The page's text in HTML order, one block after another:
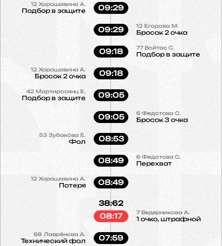
12 Хорошавина А.
Подбор в защите 09:29
12 Егорова М.
Бросок 2 очка
09:29
77Войтас С.
Подбор в защите
09:18
12 Хорошавина А.
Бросок 2 очка 09:18
42 Мартиросянц Е.
Подбор в защите 09:05
6 Федотова С.
Бросок 3 очка
09:05
53Зубако́ва Е.
Фол 08:53
6Федотова С.
Перехват
08:49
12 Хорошавина А.
Потеря 08:49
7 Ведерникова А.
1 очко, штрафной
38:62
08:17
68 Лаврёнова А.
Технический фол 07:59